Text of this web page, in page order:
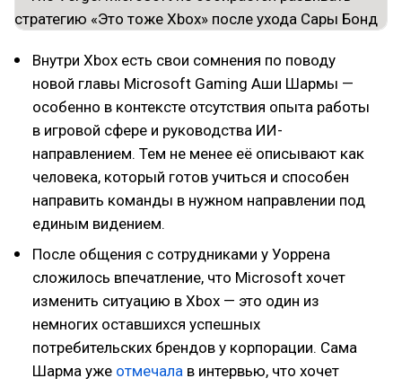
Внутри Xbox есть свои сомнения по поводу
новой главы Microsoft Gaming Аши Шармы —
особенно в контексте отсутствия опыта работы
в игровой сфере и руководства ИИ-
направлением. Тем не менее её описывают как
человека, который готов учиться и способен
направить команды в нужном направлении под
единым видением.
После общения с сотрудниками у Уоррена
сложилось впечатление, что Microsoft хочет
изменить ситуацию в Xbox — это один из
немногих оставшихся успешных
потребительских брендов у корпорации. Сама
Шарма уже отмечала в интервью, что хочет